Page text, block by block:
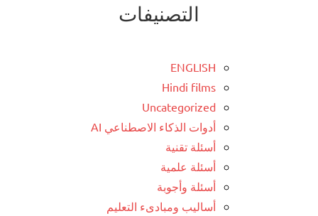
التصنيفات
ENGLISH
Hindi films
Uncategorized
أدوات الذكاء الاصطناعي AI
أسئلة تقنية
أسئلة علمية
أسئلة وأجوبة
أساليب ومبادىء التعليم